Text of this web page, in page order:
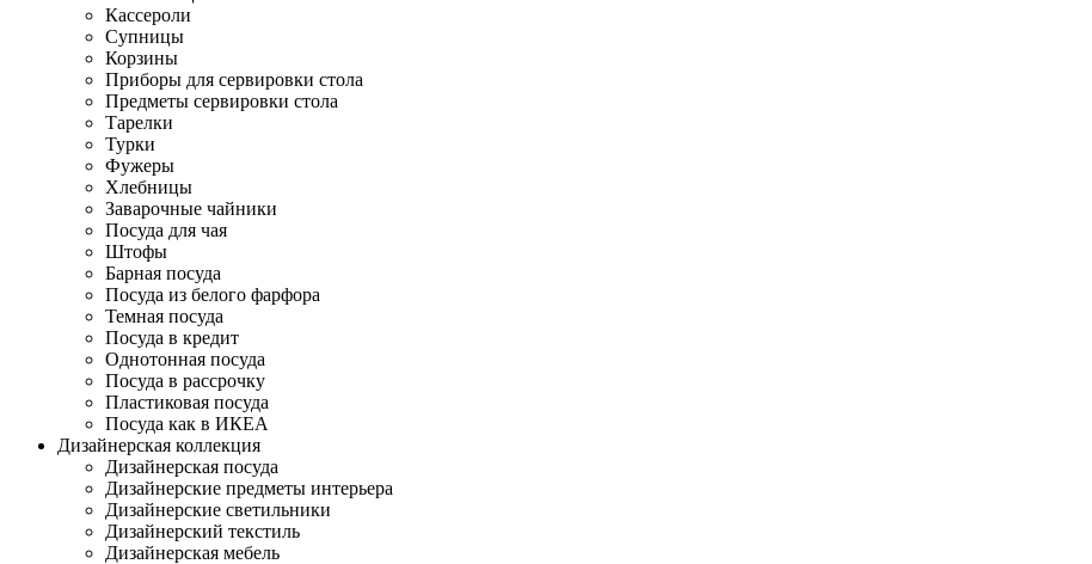
Кассероли
Супницы
Корзины
Приборы для сервировки стола
Предметы сервировки стола
Тарелки
Турки
Фужеры
Хлебницы
Заварочные чайники
Посуда для чая
Штофы
Барная посуда
Посуда из белого фарфора
Темная посуда
Посуда в кредит
Однотонная посуда
Посуда в рассрочку
Пластиковая посуда
Посуда как в ИКЕА
Дизайнерская коллекция
Дизайнерская посуда
Дизайнерские предметы интерьера
Дизайнерские светильники
Дизайнерский текстиль
Дизайнерская мебель